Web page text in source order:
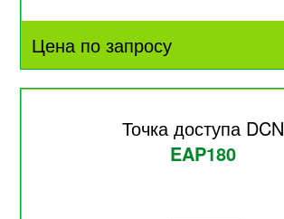
Цена по запросу
Точка доступа DCN
EAP180